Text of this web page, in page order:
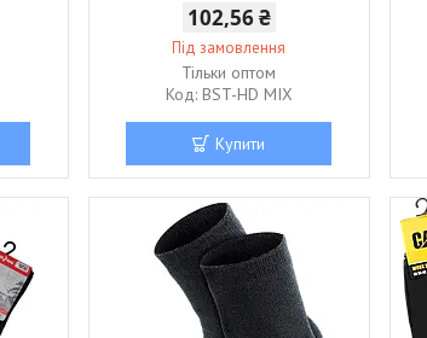
102,56 ₴
Під замовлення
Тільки оптом
BST-HD MIX
Купити